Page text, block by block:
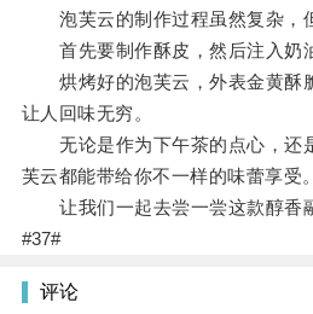
泡芙云的制作过程虽然复杂，但
首先要制作酥皮，然后注入奶油
烘烤好的泡芙云，外表金黄酥
让人回味无穷。
无论是作为下午茶的点心，还
芙云都能带给你不一样的味蕾享受。
让我们一起去尝一尝这款醇香融
#37#
评论